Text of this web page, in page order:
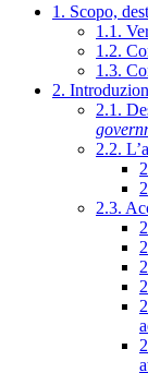
1. Scopo,
1.1.
1.2.
1.3.
2.
2.1.
2.2.
2.3.